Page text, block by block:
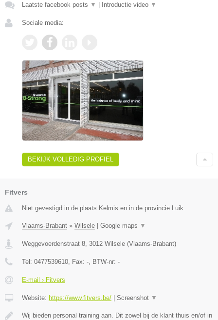
Laatste facebook posts ▼ | Introductie video ▼
Sociale media:
BEKIJK VOLLEDIG PROFIEL
Fitvers
Niet gevestigd in de plaats Kelmis en in de provincie Luik.
Vlaams-Brabant » Wilsele Google maps ▼
Weggevoerdenstraat 8, 3012 Wilsele (Vlaams-Brabant)
Tel: 0477539610, Fax: -, BTW-nr: -
E-mail › Fitvers
Website: https://www.fitvers.be/ Screenshot ▼
Wij bieden personal training aan. Dit zowel bij de klant thuis en/of in